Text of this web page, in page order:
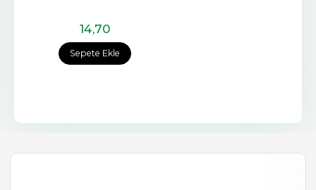
Sepete Ekle
14,70